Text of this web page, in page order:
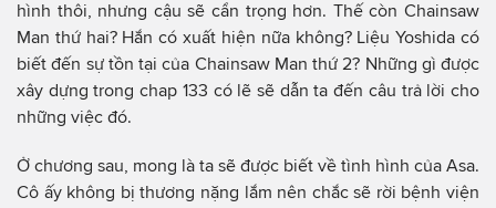
hình thôi, nhưng cậu sẽ cẩn trọng hơn. Thế còn Chainsaw
Man thứ hai? Hắn có xuất hiện nữa không? Liệu Yoshida có
biết đến sự tồn tại của Chainsaw Man thứ 2? Những gì được
xây dựng trong chap 133 có lẽ sẽ dẫn ta đến câu trả lời cho
những việc đó.
Ở chương sau, mong là ta sẽ được biết về tình hình của Asa.
Cô ấy không bị thương nặng lắm nên chắc sẽ rời bệnh viện